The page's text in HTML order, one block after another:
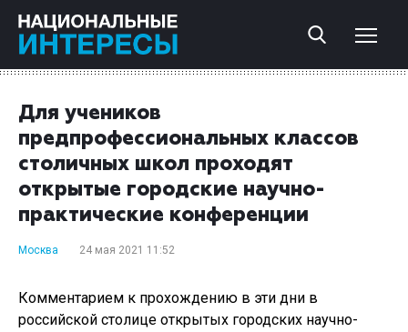
Для учеников
предпрофессиональных классов
столичных школ проходят
открытые городские научно-
практические конференции
Москва 24 мая 2021 11:52
Комментарием к прохождению в эти дни в
российской столице открытых городских научно-